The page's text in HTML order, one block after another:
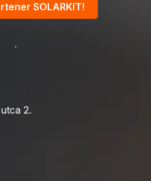
SOLARKIT!
2.